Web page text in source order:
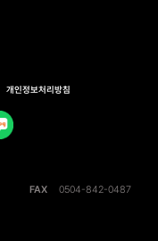
개인정보처리방침
FAX
0504-842-0487